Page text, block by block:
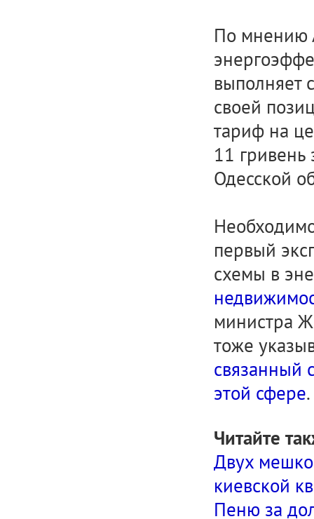
По мнению
выполняет
своей
тариф на
11 гривень
Одесской
первый
схемы в
министра
тоже
связанный
этой сфере.
Читайте
Двух
киевской
Пеню за